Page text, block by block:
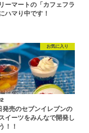
ーマートの「カフェフラ
ハマり中です！
お気に入り
発売のセブンイレブンの
イーツをみんなで開発し
！！